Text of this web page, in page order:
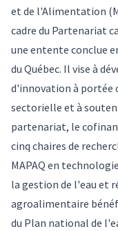
et de l'Alimentation
cadre du Partenariat
une entente conclue
du Québec. Il vise à
d'innovation à portée
sectorielle et à
partenariat, le
cinq chaires de
MAPAQ en
la gestion de l'eau et
agroalimentaire
du Plan national de